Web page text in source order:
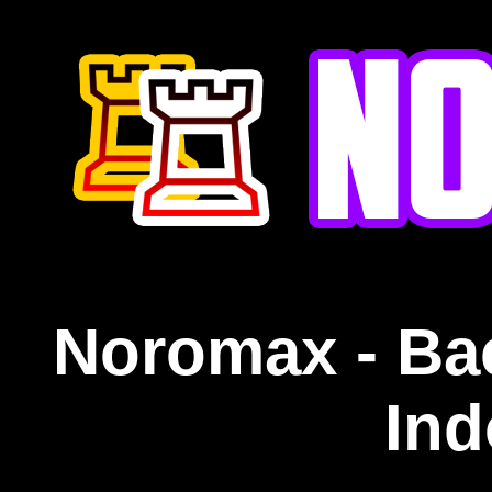
Noromax -